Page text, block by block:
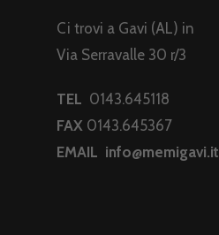
Ci trovi a Gavi (AL) in
Via Serravalle 30 r/3
TEL 0143.645118
FAX 0143.645367
EMAIL info@memigavi.it